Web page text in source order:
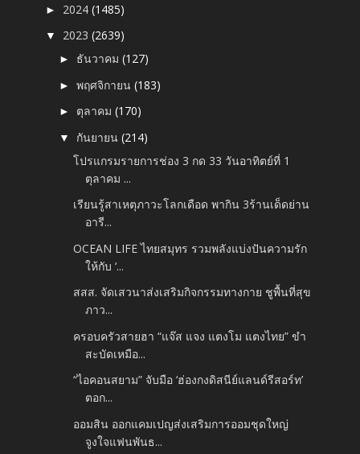
► 2024(1485)
▼ 2023(2639)
► ธันวาคม(127)
►พฤศจิกายน(183)
► ตุลาคม(170)
▼ กันยายน(214)
โปรแกรมรายการช่อง 3 กด 33 วันอาทิตย์ที่ 1
ตุลาคม ...
เรียนรู้สาเหตุภาวะโลกเดือด พากิน 3ร้านเด็ดย่าน
อารี...
OCEAN LIFE ไทยสมุทร รวมพลังแบ่งปันความรัก
ให้กับ ‘...
สสส. จัดเสวนาส่งเสริมกิจกรรมทางกาย ชูพื้นที่สุข
ภาว...
ครอบครัวสายฮา “แจ๊ส แจง แตงโม แตงไทย” ขำ
สะบัดเหมือ...
“ไอคอนสยาม” จับมือ ‘ฮ่องกงดิสนีย์แลนด์รีสอร์ท’
ตอก...
ออมสิน ออกแคมเปญส่งเสริมการออมชุดใหญ่
จูงใจแฟนพันธ...